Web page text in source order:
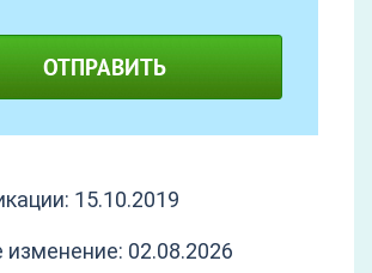
ОТПРАВИТЬ
15.10.2019
02.08.2026